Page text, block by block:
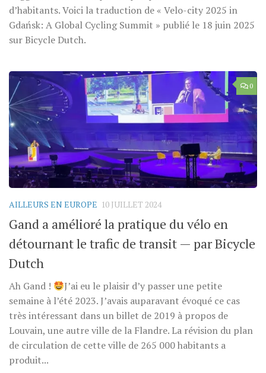
d’habitants. Voici la traduction de « Velo-city 2025 in
Gdańsk: A Global Cycling Summit » publié le 18 juin 2025
sur Bicycle Dutch.
0
AILLEURS EN EUROPE 10 JUILLET 2024
Gand a amélioré la pratique du vélo en
détournant le trafic de transit — par Bicycle
Dutch
Ah Gand !
J’ai eu le plaisir d’y passer une petite
semaine à l’été 2023. J’avais auparavant évoqué ce cas
très intéressant dans un billet de 2019 à propos de
Louvain, une autre ville de la Flandre. La révision du plan
de circulation de cette ville de 265 000 habitants a
produit...